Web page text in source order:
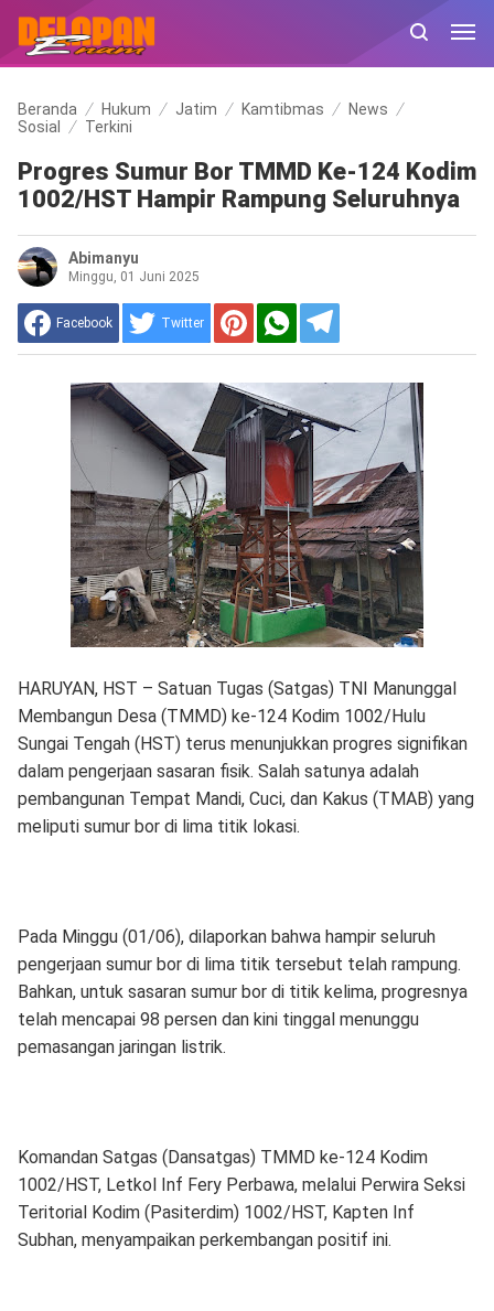
Beranda Hukum Jatim Kamtibmas
News
Sosial
Terkini
Progres Sumur Bor TMMD Ke-124 Kodim
1002/HST Hampir Rampung Seluruhnya
Abimanyu
Minggu, 01 Juni 2025
Facebook Twitter
HARUYAN, HST – Satuan Tugas (Satgas) TNI Manunggal
Membangun Desa (TMMD) ke-124 Kodim 1002/Hulu
Sungai Tengah (HST) terus menunjukkan progres signifikan
dalam pengerjaan sasaran fisik. Salah satunya adalah
pembangunan Tempat Mandi, Cuci, dan Kakus (TMAB) yang
meliputi sumur bor di lima titik lokasi.
Pada Minggu (01/06), dilaporkan bahwa hampir seluruh
pengerjaan sumur bor di lima titik tersebut telah rampung.
Bahkan, untuk sasaran sumur bor di titik kelima, progresnya
telah mencapai 98 persen dan kini tinggal menunggu
pemasangan jaringan listrik.
Komandan Satgas (Dansatgas) TMMD ke-124 Kodim
1002/HST, Letkol Inf Fery Perbawa, melalui Perwira Seksi
Teritorial Kodim (Pasiterdim) 1002/HST, Kapten Inf
Subhan, menyampaikan perkembangan positif ini.